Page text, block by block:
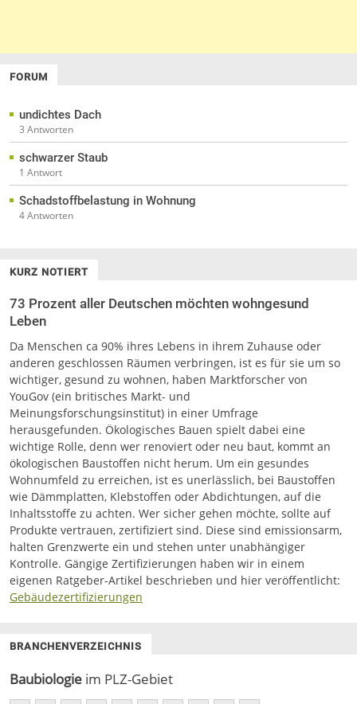
FORUM
undichtes Dach
3 Antworten
schwarzer Staub
1 Antwort
Schadstoffbelastung in Wohnung
4 Antworten
KURZ NOTIERT
73 Prozent aller Deutschen möchten wohngesund
Leben
Da Menschen ca 90% ihres Lebens in ihrem Zuhause oder
anderen geschlossen Räumen verbringen, ist es für sie um so
wichtiger, gesund zu wohnen, haben Marktforscher von
YouGov (ein britisches Markt- und
Meinungsforschungsinstitut) in einer Umfrage
herausgefunden. Ökologisches Bauen spielt dabei eine
wichtige Rolle, denn wer renoviert oder neu baut, kommt an
ökologischen Baustoffen nicht herum. Um ein gesundes
Wohnumfeld zu erreichen, ist es unerlässlich, bei Baustoffen
wie Dämmplatten, Klebstoffen oder Abdichtungen, auf die
Inhaltsstoffe zu achten. Wer sicher gehen möchte, sollte auf
Produkte vertrauen, zertifiziert sind. Diese sind emissionsarm,
halten Grenzwerte ein und stehen unter unabhängiger
Kontrolle. Gängige Zertifizierungen haben wir in einem
eigenen Ratgeber-Artikel beschrieben und hier veröffentlicht:
Gebäudezertifizierungen
BRANCHENVERZEICHNIS
Baubiologie im PLZ-Gebiet